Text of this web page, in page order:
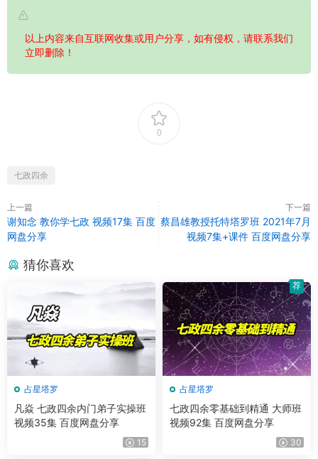
以上内容来自互联网收集或用户分享，如有侵权，请联系我们
立即删除！
0
七政四余
上一篇
谢知念 教你学七政 视频17集 百度
网盘分享
下一篇
蔡昌雄教授托特塔罗班 2021年7月
视频7集+课件 百度网盘分享
猜你喜欢
占星塔罗
凡焱 七政四余内门弟子实操班
视频35集 百度网盘分享
15
占星塔罗
七政四余零基础到精通 大师班
视频92集 百度网盘分享
30
荐